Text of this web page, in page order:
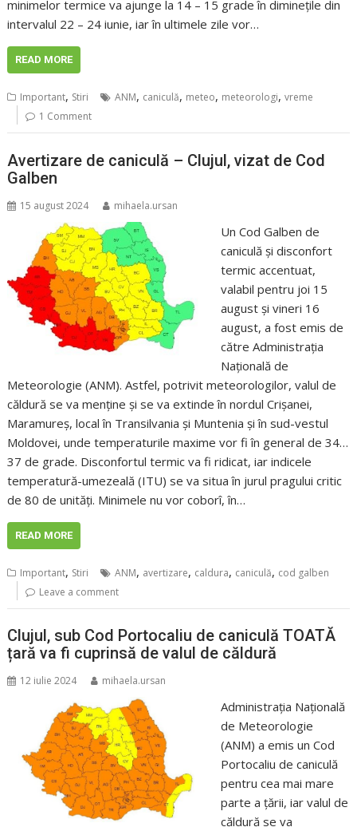
minimelor termice va ajunge la 14 – 15 grade în diminețile din
intervalul 22 – 24 iunie, iar în ultimele zile vor…
READ MORE
Important, Stiri ANM, caniculă, meteo, meteorologi,vreme
1 Comment
Avertizare de caniculă – Clujul, vizat de Cod
Galben
15 august 2024 mihaela.ursan
Un Cod Galben de
caniculă şi disconfort
termic accentuat,
valabil pentru joi 15
august și vineri 16
august, a fost emis de
către Administrația
Națională de
Meteorologie (ANM). Astfel, potrivit meteorologilor, valul de
căldură se va menține și se va extinde în nordul Crișanei,
Maramureș, local în Transilvania și Muntenia și în sud-vestul
Moldovei, unde temperaturile maxime vor fi în general de 34…
37 de grade. Disconfortul termic va fi ridicat, iar indicele
temperatură-umezeală (ITU) se va situa în jurul pragului critic
de 80 de unități. Minimele nu vor coborî, în…
READ MORE
Important, Stiri ANM, avertizare, caldura, caniculă, cod galben
Leave a comment
Clujul, sub Cod Portocaliu de caniculă TOATĂ
țară va fi cuprinsă de valul de căldură
12 iulie 2024 mihaela.ursan
Administrația Națională
de Meteorologie
(ANM) a emis un Cod
Portocaliu de caniculă
pentru cea mai mare
parte a țării, iar valul de
căldură se va